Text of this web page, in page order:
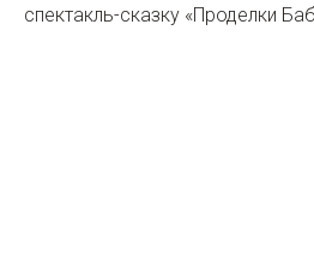
спектакль-сказку «Проделки